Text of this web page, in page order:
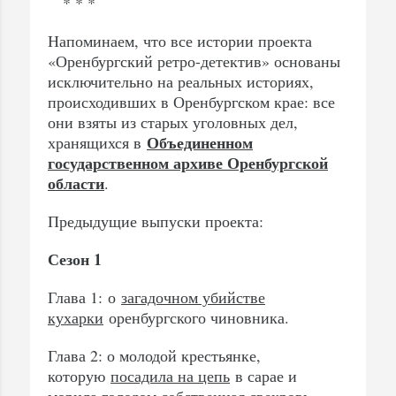
Напоминаем, что все истории проекта
«Оренбургский ретро-детектив» основаны
исключительно на реальных историях,
происходивших в Оренбургском крае: все
они взяты из старых уголовных дел,
хранящихся в Объединенном
государственном архиве Оренбургской
области.
Предыдущие выпуски проекта:
Сезон 1
Глава 1: о загадочном убийстве
кухарки оренбургского чиновника.
Глава 2: о молодой крестьянке,
которую посадила на цепь в сарае и